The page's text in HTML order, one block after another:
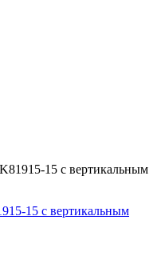
15 с вертикальным